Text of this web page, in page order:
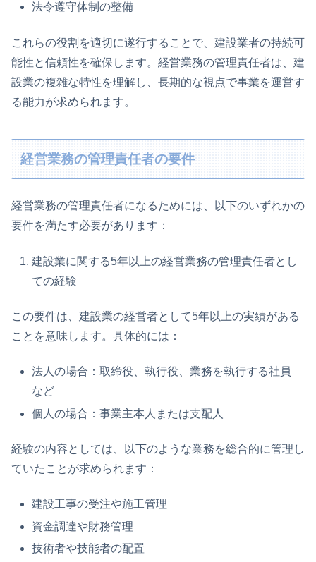
法令遵守体制の整備
これらの役割を適切に遂行することで、建設業者の持続可
能性と信頼性を確保します。経営業務の管理責任者は、建
設業の複雑な特性を理解し、長期的な視点で事業を運営す
る能力が求められます。
経営業務の管理責任者の要件
経営業務の管理責任者になるためには、以下のいずれかの
要件を満たす必要があります：
建設業に関する5年以上の経営業務の管理責任者とし
ての経験
この要件は、建設業の経営者として5年以上の実績がある
ことを意味します。具体的には：
法人の場合：取締役、執行役、業務を執行する社員
など
個人の場合：事業主本人または支配人
経験の内容としては、以下のような業務を総合的に管理し
ていたことが求められます：
建設工事の受注や施工管理
資金調達や財務管理
技術者や技能者の配置